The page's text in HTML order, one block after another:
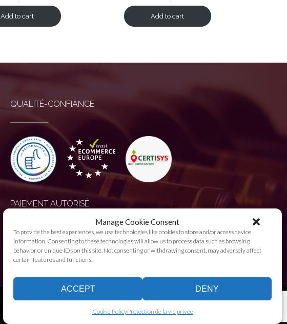
Manage Cookie Consent
To provide the best experiences, we use technologies like cookies to store and/or access device
information. Consenting to these technologies will allow us to process data such as browsing
behavior or unique IDs on this site. Not consenting or withdrawing consent, may adversely affect
certain features and functions.
ACCEPT DENY
Cookie PolicyProtection de la vie privée
Add to cart Add to cart
QUALITÉ-CONFIANCE
PAIEMENT AUTORISÉ